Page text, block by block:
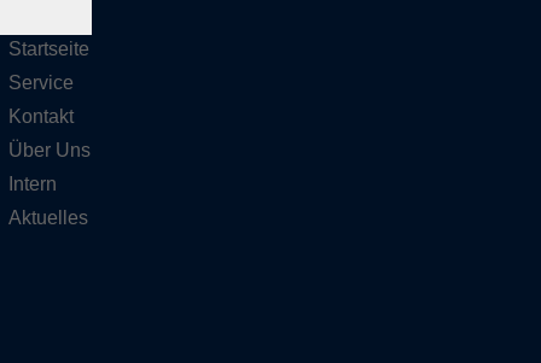
Startseite
Service
Kontakt
Über Uns
Intern
Aktuelles